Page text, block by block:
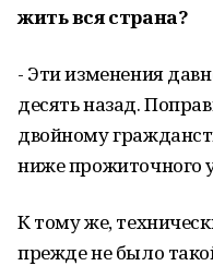
жить вся страна?
- Эти изменения
десять назад.
двойному
ниже прожиточного
К тому же,
прежде не было